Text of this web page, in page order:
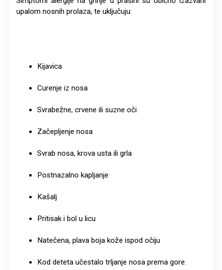
upalom nosnih prolaza, te uključuju:
Kijavica
Curenje iz nosa
Svrabežne, crvene ili suzne oči
Začepljenje nosa
Svrab nosa, krova usta ili grla
Postnazalno kapljanje
Kašalj
Pritisak i bol u licu
Natečena, plava boja kože ispod očiju
Kod deteta učestalo trljanje nosa prema gore.